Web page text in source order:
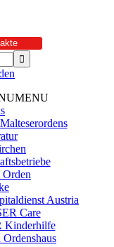
MENU
Orden
Austria
Care
Kinderhilfe